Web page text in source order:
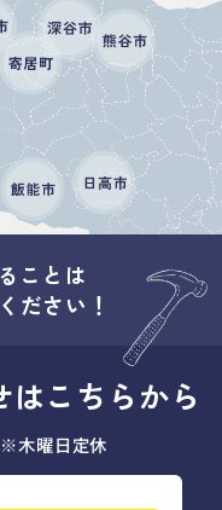
ことは
ださい！
はこちらから
木曜日定休